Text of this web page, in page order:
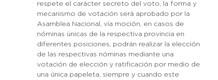
respete el carácter secreto del voto, la forma y
mecanismo de votación será aprobado por la
Asamblea Nacional, vía moción, en casos de
nóminas únicas de la respectiva provincia en
diferentes posiciones, podrán realizar la elección
de las respectivas nóminas mediante una
votación de elección y ratificación por medio de
una única papeleta, siempre y cuando este